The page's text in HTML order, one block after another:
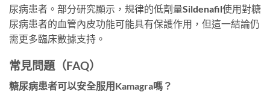
尿病患者。部分研究顯示，規律的低劑量Sildenafil使用對糖
尿病患者的血管內皮功能可能具有保護作用，但這一結論仍
需更多臨床數據支持。
常見問題（FAQ）
糖尿病患者可以安全服用Kamagra嗎？